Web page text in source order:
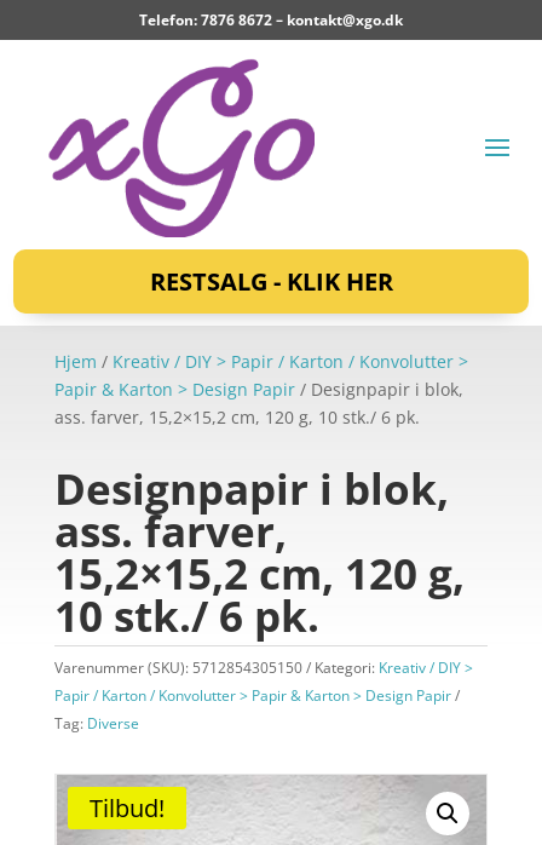
Telefon: 7876 8672 – kontakt@xgo.dk
RESTSALG - KLIK HER
Hjem / Kreativ / DIY > Papir / Karton / Konvolutter >
Papir & Karton > Design Papir/ Designpapir i blok,
ass. farver, 15,2×15,2 cm, 120 g, 10 stk./ 6 pk.
Designpapir i blok,
ass. farver,
15,2×15,2 cm, 120 g,
10 stk./ 6 pk.
Varenummer (SKU): 5712854305150 Kategori: Kreativ / DIY >
Papir / Karton / Konvolutter > Papir & Karton > Design Papir
Tag: Diverse
Tilbud!